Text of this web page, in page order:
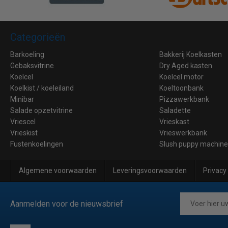
Categorieën
Barkoeling Bakkerij Koelkasten
Gebaksvitrine
Dry Aged kasten
Koelcel
Koelcel motor
Koelkist / koeleiland
Koeltoonbank
Minibar
Pizzawerkbank
Salade opzetvitrine
Saladette
Vriescel
Vrieskast
Vrieskist
Vrieswerkbank
Fustenkoelingen
Slush puppy
Algemene voorwaarden Leveringsvoorwaarden
Aanmelden voor de nieuwsbrief